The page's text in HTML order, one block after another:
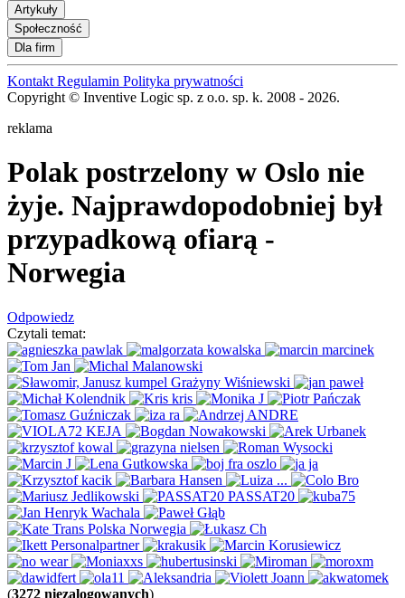
Artykuły
Społeczność
Dla firm
Kontakt Regulamin Polityka prywatności
Copyright © Inventive Logic sp. z o.o. sp. k. 2008 - 2026.
reklama
Polak postrzelony w Oslo nie
żyje. Najprawdopodobniej był
przypadkową ofiarą -
Norwegia
Odpowiedz
Czytali temat:
(3272 niezalogowanych)